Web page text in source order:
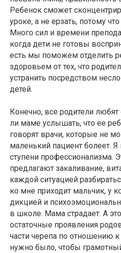
Ребенок сможет
уроке, а не ерзать, потому
Много сил и времени
когда дети не готовы
есть мы поможем отделить
здоровьем от тех, что
устранить посредством
детей.
Конечно, все родители
ли маме услышать, что ее
говорят врачи, которые не
маленький пациент болеет.
ступени профессионализма.
предлагают закаливание,
каждой ситуацией
ко мне приходит мальчик, у
дикцией и
в школе. Мама страдает. А
остаточные проявления
части черепа по отношению к
нужно было, чтобы